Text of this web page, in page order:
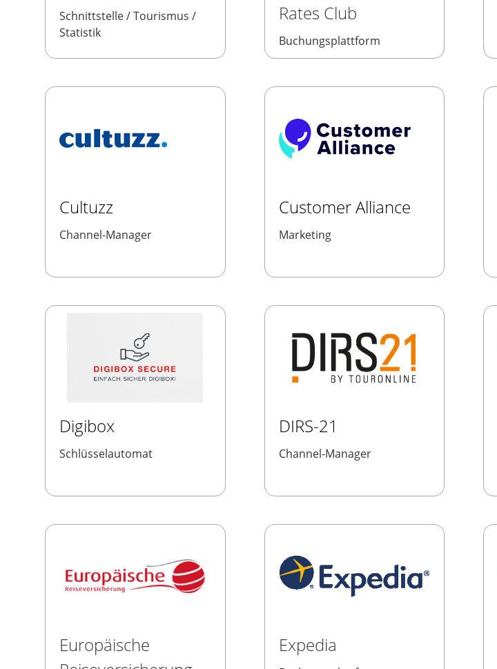
Schnittstelle / Tourismus /
Statistik
Rates Club
Buchungsplattform
Cultuzz
Channel-Manager
Customer Alliance
Marketing
Digibox
Schlüsselautomat
DIRS-21
Channel-Manager
Europäische
Expedia